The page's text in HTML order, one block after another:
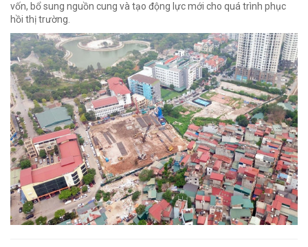
vốn, bổ sung nguồn cung và tạo động lực mới cho quá trình phục
hồi thị trường.